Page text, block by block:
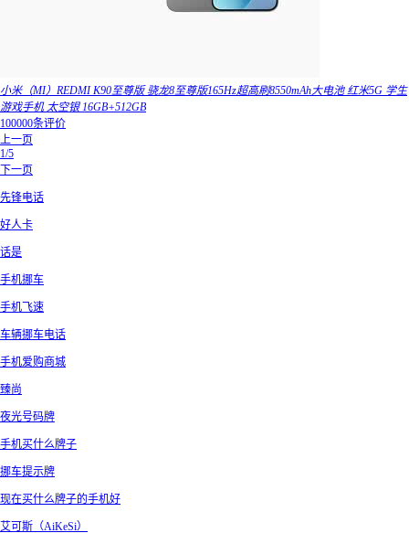
小米（MI）REDMI K90至尊版 骁龙8至尊版165Hz超高刷8550mAh大电池 红米5G 学生
游戏手机 太空银 16GB+512GB
100000条评价
上一页
1/5
下一页
先锋电话
好人卡
话是
手机挪车
手机飞速
车辆挪车电话
手机爱购商城
臻尚
夜光号码牌
手机买什么牌子
挪车提示牌
现在买什么牌子的手机好
艾可斯（AiKeSi）